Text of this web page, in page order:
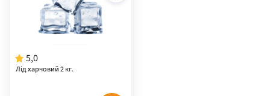
5,0
Лід харчовий 2 кг.